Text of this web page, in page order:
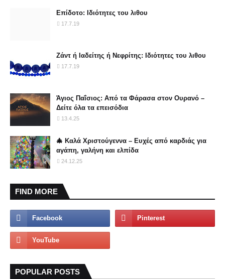
Επίδοτο: Ιδιότητες του λιθου
17.7.19
Ζάντ ή Ιαδείτης ή Νεφρίτης: Ιδιότητες του λιθου
17.7.19
Άγιος Παΐσιος: Από τα Φάρασα στον Ουρανό –
Δείτε όλα τα επεισόδια
13.4.25
🎄 Καλά Χριστούγεννα – Ευχές από καρδιάς για
αγάπη, γαλήνη και ελπίδα
24.12.25
FIND MORE
POPULAR POSTS